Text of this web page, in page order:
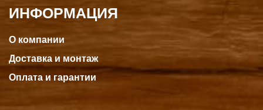
ИНФОРМАЦИЯ
О компании
Доставка и монтаж
Оплата и гарантии